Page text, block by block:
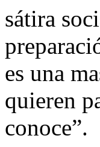
sátira
es una
quieren
conoce”.